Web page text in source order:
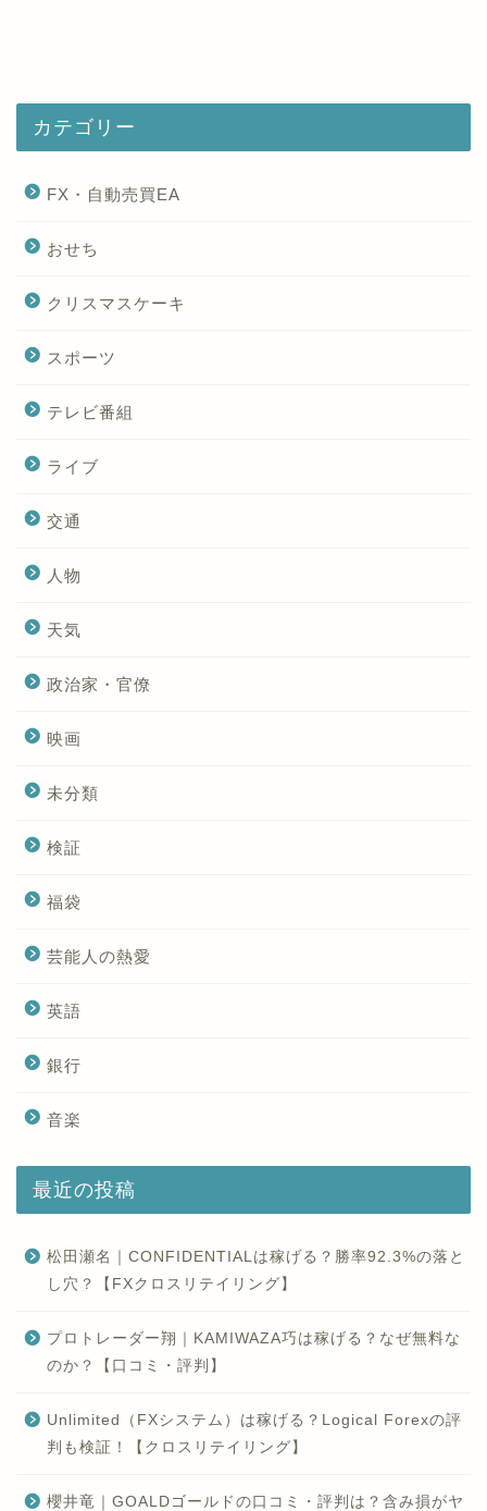
カテゴリー
FX・自動売買EA
おせち
クリスマスケーキ
スポーツ
テレビ番組
ライブ
交通
人物
天気
政治家・官僚
映画
未分類
検証
福袋
芸能人の熱愛
英語
銀行
音楽
最近の投稿
松田瀬名｜CONFIDENTIALは稼げる？勝率92.3%の落と
し穴？【FXクロスリテイリング】
プロトレーダー翔｜KAMIWAZA巧は稼げる？なぜ無料な
のか？【口コミ・評判】
Unlimited（FXシステム）は稼げる？Logical Forexの評
判も検証！【クロスリテイリング】
櫻井竜｜GOALDゴールドの口コミ・評判は？含み損がヤ